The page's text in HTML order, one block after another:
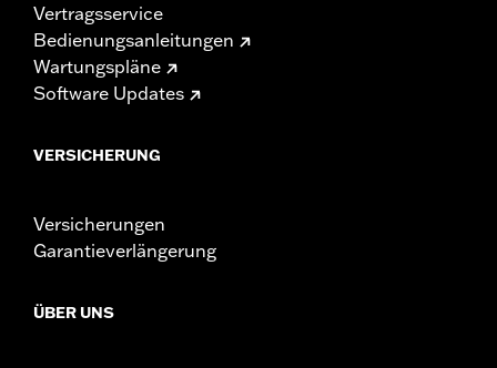
Vertragsservice
Bedienungsanleitungen
Wartungspläne
Software Updates
VERSICHERUNG
Versicherungen
Garantieverlängerung
ÜBER UNS